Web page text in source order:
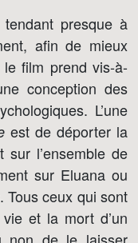
presque à
afin de mieux
film prend vis-à-
conception des
L’une
est de déporter la
l’ensemble de
sur Eluana ou
Tous ceux qui sont
et la mort d’un